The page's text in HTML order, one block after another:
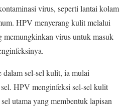
virus, seperti lantai kolam
HPV menyerang kulit melalui
memungkinkan virus untuk masuk
sel-sel kulit, ia mulai
HPV menginfeksi sel-sel kulit
utama yang membentuk lapisan